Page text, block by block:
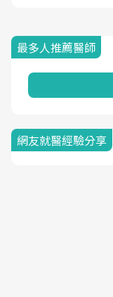
最多人推薦醫師
網友就醫經驗分享